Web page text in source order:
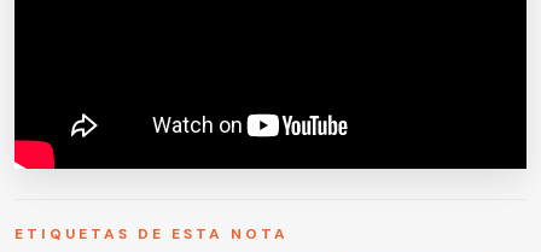
ETIQUETAS DE ESTA NOTA